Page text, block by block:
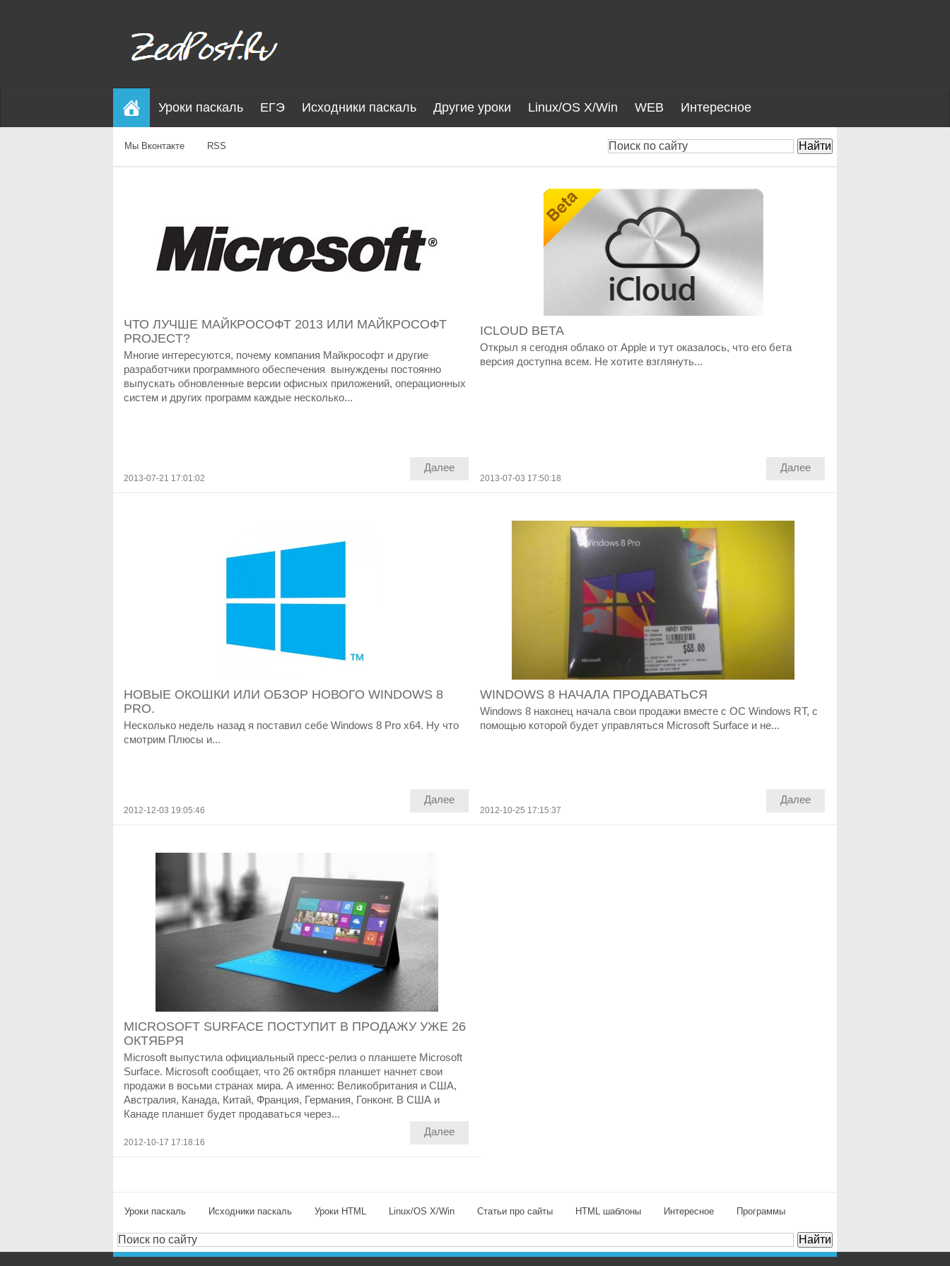
Уроки паскаль ЕГЭ Исходники паскаль Другие уроки Linux/OS X/Win WEB Интересное
Мы Вконтакте RSS
ЧТО ЛУЧШЕ МАЙКРОСОФТ 2013 ИЛИ МАЙКРОСОФТ
PROJECT?
Многие интересуются, почему компания Майкрософт и другие
разработчики программного обеспечения вынуждены постоянно
выпускать обновленные версии офисных приложений, операционных
систем и других программ каждые несколько...
2013-07-21 17:01:02
Далее
ICLOUD BETA
Открыл я сегодня облако от Apple и тут оказалось, что его бета
версия доступна всем. Не хотите взглянуть...
2013-07-03 17:50:18
Далее
НОВЫЕ ОКОШКИ ИЛИ ОБЗОР НОВОГО WINDOWS 8
PRO.
Несколько недель назад я поставил себе Windows 8 Pro x64. Ну что
смотрим Плюсы и...
2012-12-03 19:05:46
Далее
WINDOWS 8 НАЧАЛА ПРОДАВАТЬСЯ
Windows 8 наконец начала свои продажи вместе с OC Windows RT, с
помощью которой будет управляться Microsoft Surface и не...
2012-10-25 17:15:37
Далее
MICROSOFT SURFACE ПОСТУПИТ В ПРОДАЖУ УЖЕ 26
ОКТЯБРЯ
Microsoft выпустила официальный пресс-релиз о планшете Microsoft
Surface. Microsoft сообщает, что 26 октября планшет начнет свои
продажи в восьми странах мира. А именно: Великобритания и США,
Австралия, Канада, Китай, Франция, Германия, Гонконг. В США и
Канаде планшет будет продаваться через...
2012-10-17 17:18:16
Далее
Уроки паскаль Исходники паскаль Уроки HTML Linux/OS X/Win Статьи про сайты HTML шаблоны Интересное Программы